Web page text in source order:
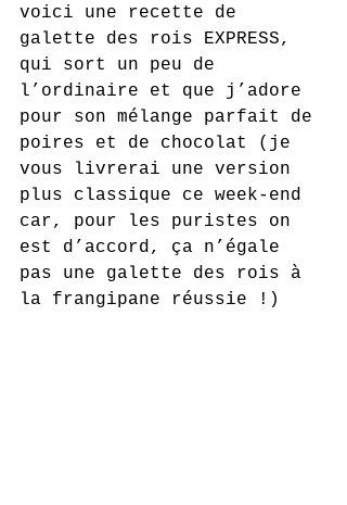
voici une recette de
galette des rois EXPRESS,
qui sort un peu de
l’ordinaire et que j’adore
pour son mélange parfait de
poires et de chocolat (je
vous livrerai une version
plus classique ce week-end
car, pour les puristes on
est d’accord, ça n’égale
pas une galette des rois à
la frangipane réussie !)